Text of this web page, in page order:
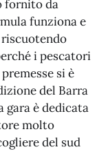
fornito da
funziona e
riscuotendo
i pescatori
si è
del Barra
gara è dedicata
molto
del sud